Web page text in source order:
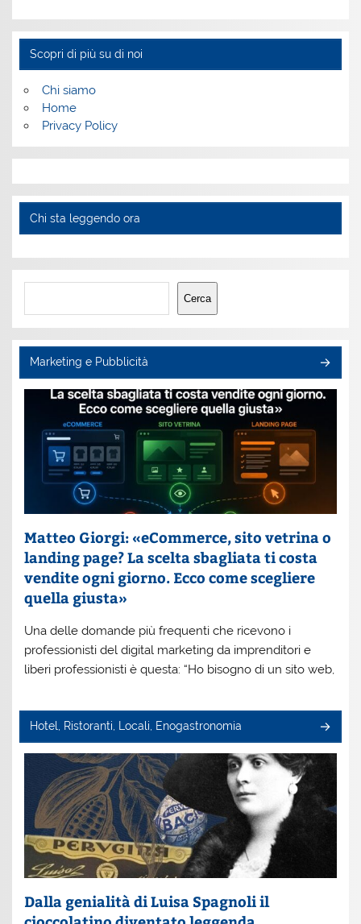
Scopri di più su di noi
Chi siamo
Home
Privacy Policy
Chi sta leggendo ora
Cerca
Cerca
Marketing e Pubblicità
Matteo Giorgi: «eCommerce, sito vetrina o
landing page? La scelta sbagliata ti costa
vendite ogni giorno. Ecco come scegliere
quella giusta»
Una delle domande più frequenti che ricevono i
professionisti del digital marketing da imprenditori e
liberi professionisti è questa: “Ho bisogno di un sito web,
Hotel, Ristoranti, Locali, Enogastronomia
Dalla genialità di Luisa Spagnoli il